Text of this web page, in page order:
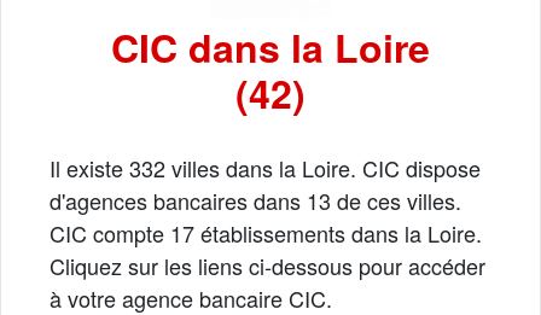
CIC dans la Loire
(42)
Il existe 332 villes dans la Loire. CIC dispose
d'agences bancaires dans 13 de ces villes.
CIC compte 17 établissements dans la Loire.
Cliquez sur les liens ci-dessous pour accéder
à votre agence bancaire CIC.